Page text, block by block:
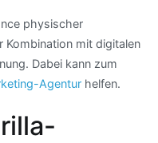
physischer
Kombination mit digitalen
Dabei kann zum
Agentur helfen.